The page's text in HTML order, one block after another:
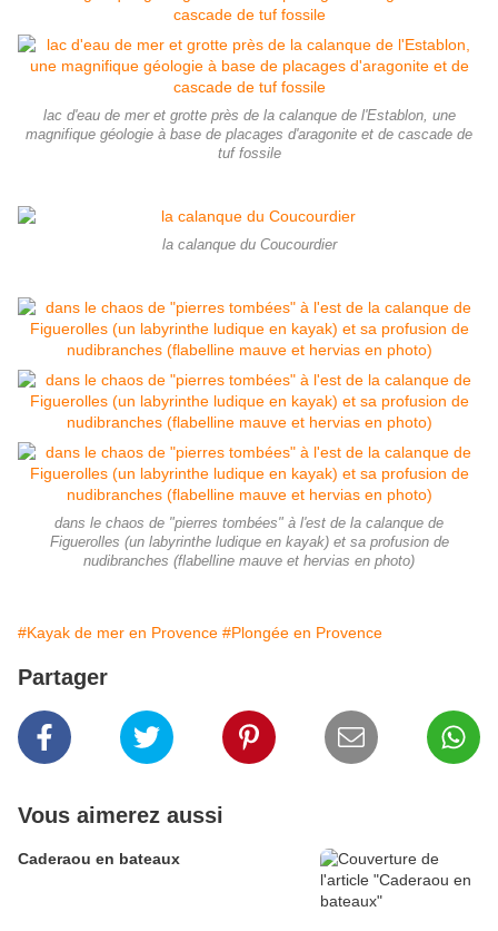
lac d'eau de mer et grotte près de la calanque de l'Establon, une
magnifique géologie à base de placages d'aragonite et de cascade de
tuf fossile
la calanque du Coucourdier
dans le chaos de "pierres tombées" à l'est de la calanque de
Figuerolles (un labyrinthe ludique en kayak) et sa profusion de
nudibranches (flabelline mauve et hervias en photo)
#Kayak de mer en Provence #Plongée en Provence
Partager
Vous aimerez aussi
Caderaou en bateaux